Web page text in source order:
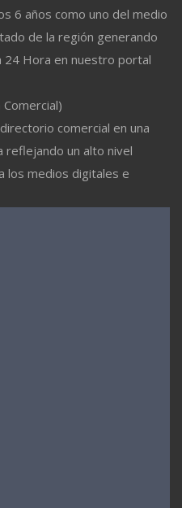
6 años como uno del medio
de la región generando
24 Hora en nuestro portal
comercial en una
reflejando un alto nivel
los medios digitales e